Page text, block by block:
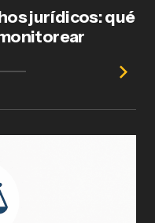
jurídicos: qué